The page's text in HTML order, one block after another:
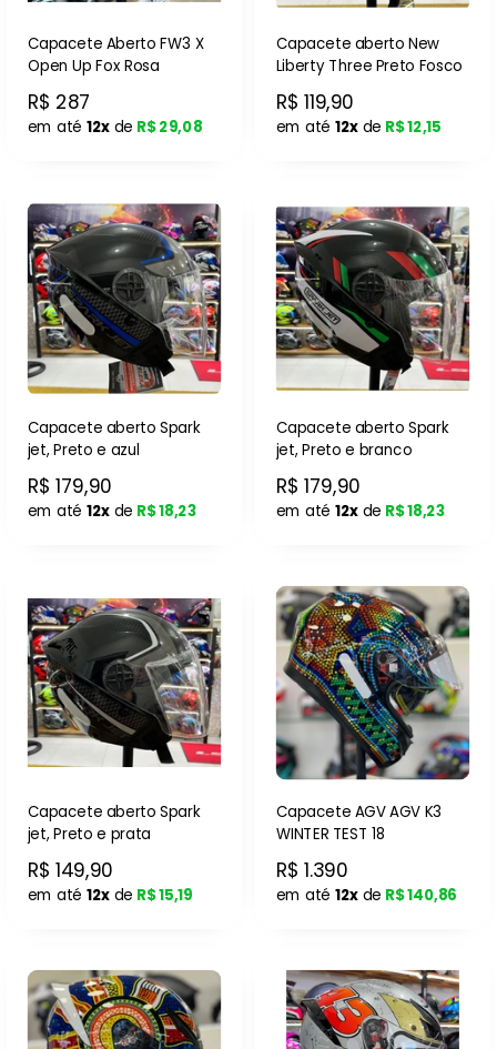
Capacete Aberto FW3 X
Open Up Fox Rosa
R$ 287
em até 12xde R$ 29,08
Capacete aberto New
Liberty Three Preto Fosco
R$ 119,90
em até 12xde R$ 12,15
Capacete aberto Spark
jet, Preto e azul
R$ 179,90
em até 12xde R$ 18,23
Capacete aberto Spark
jet, Preto e branco
R$ 179,90
em até 12xde R$ 18,23
Capacete aberto Spark
jet, Preto e prata
R$ 149,90
em até 12xde R$ 15,19
Capacete AGV AGV K3
WINTER TEST 18
R$ 1.390
em até 12xde R$ 140,86